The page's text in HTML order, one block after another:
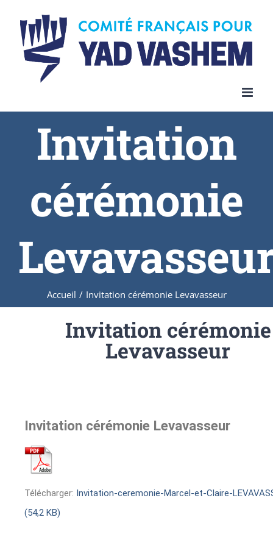
Invitation
cérémonie
Accueil / Invitation cérémonie Levavasseur
Invitation cérémonie
Levavasseur
Invitation cérémonie Levavasseur
Télécharger: Invitation-ceremonie-Marcel-et-Claire-
(54,2 KB)